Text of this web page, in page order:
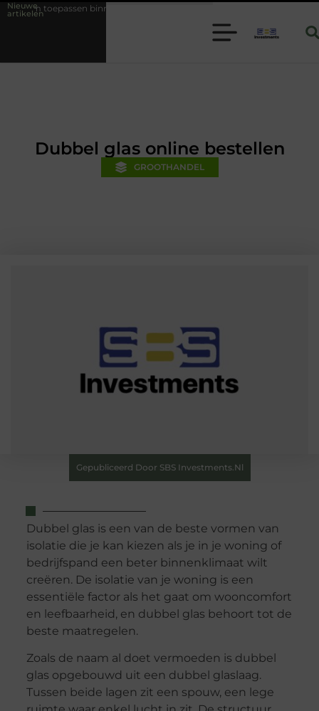
Nieuwe
artikelenmoderne folie techniek
Dubbel glas online bestellen
GROOTHANDEL
Gepubliceerd Door SBS Investments.nl
Dubbel glas is een van de beste vormen van
isolatie die je kan kiezen als je in je woning of
bedrijfspand een beter binnenklimaat wilt
creëren. De isolatie van je woning is een
essentiële factor als het gaat om wooncomfort
en leefbaarheid, en dubbel glas behoort tot de
beste maatregelen.
Zoals de naam al doet vermoeden is dubbel
glas opgebouwd uit een dubbel glaslaag.
Tussen beide lagen zit een spouw, een lege